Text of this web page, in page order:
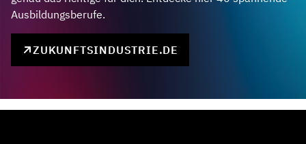
Ausbildungsberufe.
ZUKUNFTSINDUSTRIE.DE